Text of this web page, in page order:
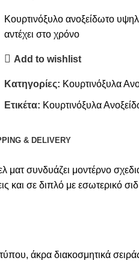
Κουρτινόξυλο ανοξείδωτο
αντέχει στο χρόνο
Add to wishlist
Κατηγορίες: Κουρτινόξυλα
Ετικέτα: Κουρτινόξυλα
& DELIVERY
συνδυάζει μοντέρνο
και σε διπλό με εσωτερικό
άκρα διακοσμητικά